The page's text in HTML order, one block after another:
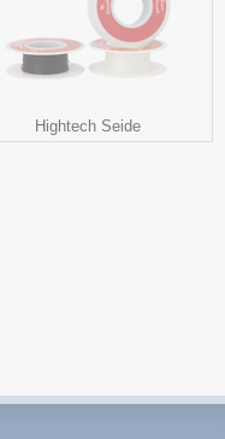
Hightech Seide